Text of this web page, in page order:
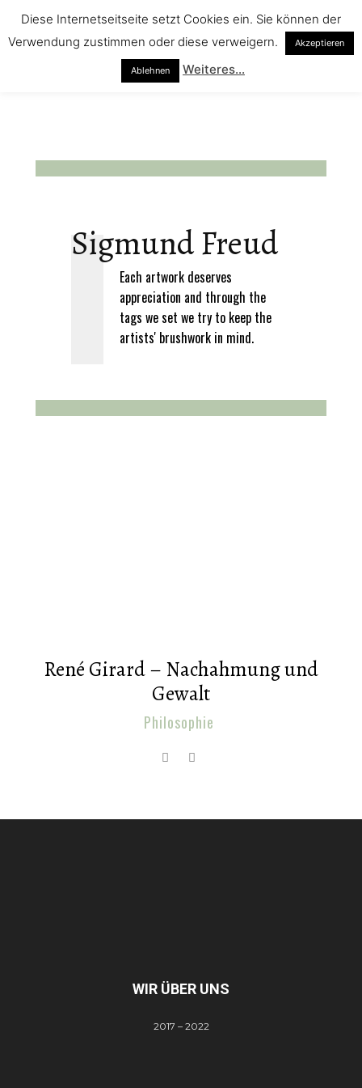
Sigmund Freud
Each artwork deserves
appreciation and through the
tags we set we try to keep the
artists' brushwork in mind.
René Girard – Nachahmung und
Gewalt
Philosophie
WIR ÜBER UNS
2017 – 2022
Diese Internetseitseite setzt Cookies ein. Sie können der
Verwendung zustimmen oder diese verweigern.
Akzeptieren
Ablehnen Weiteres...